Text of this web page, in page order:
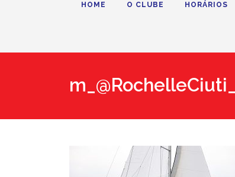
HOME O CLUBE HORÁRIOS